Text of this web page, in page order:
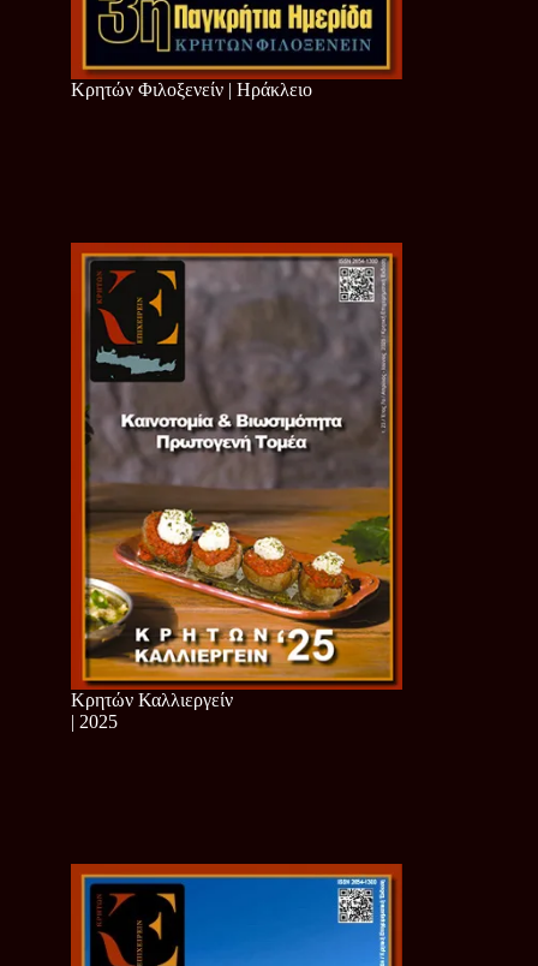
Κρητών Φιλοξενείν | Ηράκλειο
Κρητών Καλλιεργείν
| 2025